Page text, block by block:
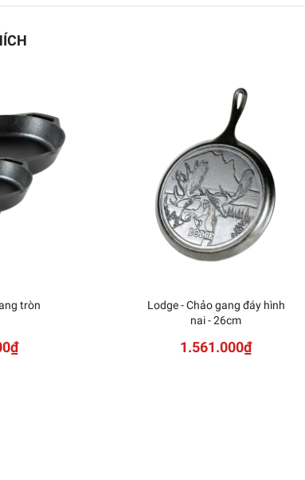
tròn
Lodge - Chảo gang đáy hình
nai - 26cm
1.561.000₫